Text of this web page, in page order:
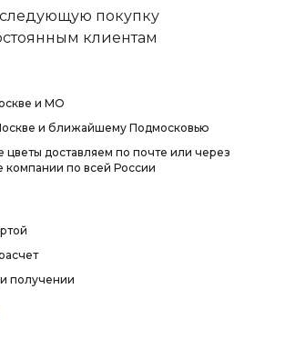
покупку
клиентам
и МО
и ближайшему Подмосковью
цветы доставляем по почте или через
компании по всей России
получении